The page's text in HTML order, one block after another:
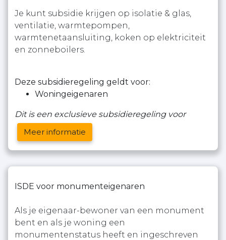
Je kunt subsidie krijgen op isolatie & glas,
ventilatie, warmtepompen,
warmtenetaansluiting, koken op elektriciteit
en zonneboilers.
Deze subsidieregeling geldt voor:
Woningeigenaren
Dit is een exclusieve subsidieregeling voor
Meer informatie
ISDE voor monumenteigenaren
Als je eigenaar-bewoner van een monument
bent en als je woning een
monumentenstatus heeft en ingeschreven